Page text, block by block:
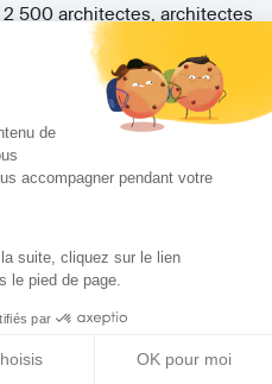
de
accompagner pendant votre
suite, cliquez sur le lien
le pied de page.
par
OK pour moi
500 architectes, architectes
d'œuvre et paysagistes
notre équipe.
deA à Z
à trouver le Concepteur
décorateur, maître